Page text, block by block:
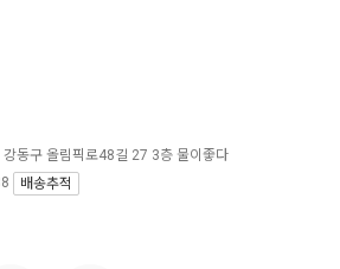
동구 올림픽로48길 27 3층 물이좋다
배송추적